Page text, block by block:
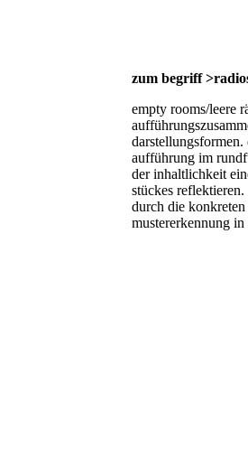
zum begriff
empty rooms/leere
aufführung im
der inhaltlichkeit
stückes
durch die konkreten
mustererkennung